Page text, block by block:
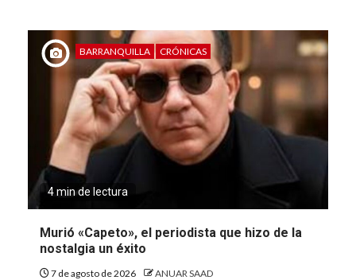
BARRANQUILLA CRÓNICAS
4 min de lectura
Murió «Capeto», el periodista que hizo de la
nostalgia un éxito
7 de agosto de 2026 ANUAR SAAD